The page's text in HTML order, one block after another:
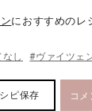
におすすめのレ
し #ヴァイツェ
ピ保存 コ